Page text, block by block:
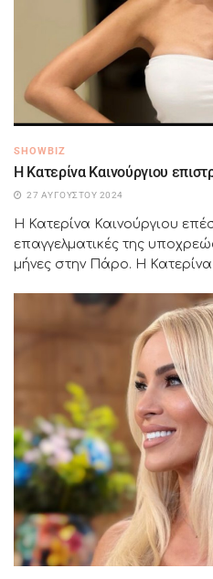
SHOWBIZ
Η Κατερίνα Καινούργιου
27 ΑΥΓΟΎΣΤΟΥ 2024
Η Κατερίνα Καινούργιου
επαγγελματικές της
μήνες στην Πάρο. Η Κατερίνα